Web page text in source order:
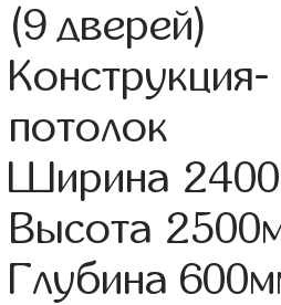
(9 дверей)
потолок
Ширина
Высота
Глубина